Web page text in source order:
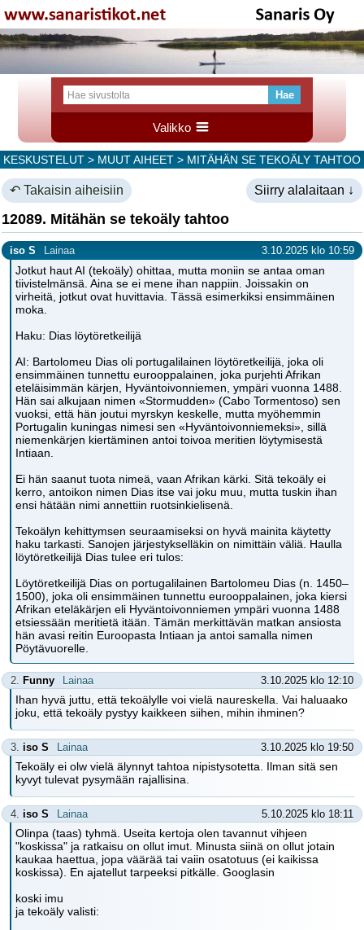
Valikko
KESKUSTELUT > MUUT AIHEET > MITÄHÄN SE TEKOÄLY TAHTOO
↶ Takaisin aiheisiin Siirry alalaitaan ↓
12089. Mitähän se tekoäly tahtoo
iso S Lainaa 3.10.2025 klo 10:59
Jotkut haut AI (tekoäly) ohittaa, mutta moniin se antaa oman
tiivistelmänsä. Aina se ei mene ihan nappiin. Joissakin on
virheitä, jotkut ovat huvittavia. Tässä esimerkiksi ensimmäinen
moka.
Haku: Dias löytöretkeilijä
AI: Bartolomeu Dias oli portugalilainen löytöretkeilijä, joka oli
ensimmäinen tunnettu eurooppalainen, joka purjehti Afrikan
eteläisimmän kärjen, Hyväntoivonniemen, ympäri vuonna 1488.
Hän sai alkujaan nimen «Stormudden» (Cabo Tormentoso) sen
vuoksi, että hän joutui myrskyn keskelle, mutta myöhemmin
Portugalin kuningas nimesi sen «Hyväntoivonniemeksi», sillä
niemenkärjen kiertäminen antoi toivoa meritien löytymisestä
Intiaan.
Ei hän saanut tuota nimeä, vaan Afrikan kärki. Sitä tekoäly ei
kerro, antoikon nimen Dias itse vai joku muu, mutta tuskin ihan
ensi hätään nimi annettiin ruotsinkielisenä.
Tekoälyn kehittymsen seuraamiseksi on hyvä mainita käytetty
haku tarkasti. Sanojen järjestykselläkin on nimittäin väliä. Haulla
löytöretkeilijä Dias tulee eri tulos:
Löytöretkeilijä Dias on portugalilainen Bartolomeu Dias (n. 1450–
1500), joka oli ensimmäinen tunnettu eurooppalainen, joka kiersi
Afrikan eteläkärjen eli Hyväntoivonniemen ympäri vuonna 1488
etsiessään meritietä itään. Tämän merkittävän matkan ansiosta
hän avasi reitin Euroopasta Intiaan ja antoi samalla nimen
Pöytävuorelle.
2. Funny Lainaa 3.10.2025 klo 12:10
Ihan hyvä juttu, että tekoälylle voi vielä naureskella. Vai haluaako
joku, että tekoäly pystyy kaikkeen siihen, mihin ihminen?
3. iso S Lainaa 3.10.2025 klo 19:50
Tekoäly ei olw vielä älynnyt tahtoa nipistysotetta. Ilman sitä sen
kyvyt tulevat pysymään rajallisina.
4. iso S Lainaa 5.10.2025 klo 18:11
Olinpa (taas) tyhmä. Useita kertoja olen tavannut vihjeen
"koskissa" ja ratkaisu on ollut imut. Minusta siinä on ollut jotain
kaukaa haettua, jopa väärää tai vaiin osatotuus (ei kaikissa
koskissa). En ajatellut tarpeeksi pitkälle. Googlasin
koski imu
ja tekoäly valisti: